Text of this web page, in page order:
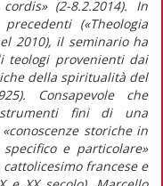
(2-8.2.2014). In
(«Theologia
2010), il seminario ha
teologi provenienti dai
della spiritualità del
Consapevole che
strumenti fini di una
storiche in
e particolare»
francese e